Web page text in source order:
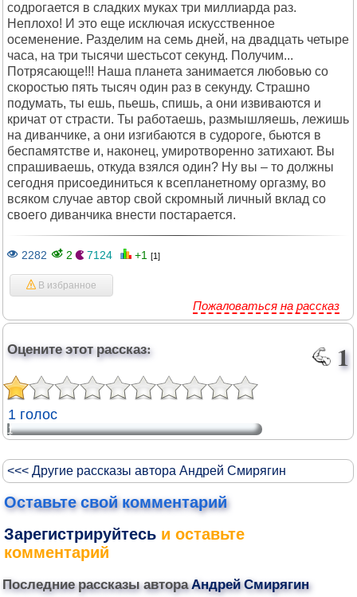
содрогается в сладких муках три миллиарда раз.
Неплохо! И это еще исключая искусственное
осеменение. Разделим на семь дней, на двадцать четыре
часа, на три тысячи шестьсот секунд. Получим...
Потрясающе!!! Наша планета занимается любовью со
скоростью пять тысяч один раз в секунду. Страшно
подумать, ты ешь, пьешь, спишь, а они извиваются и
кричат от страсти. Ты работаешь, размышляешь, лежишь
на диванчике, а они изгибаются в судороге, бьются в
беспамятстве и, наконец, умиротворенно затихают. Вы
спрашиваешь, откуда взялся один? Ну вы – то должны
сегодня присоединиться к всепланетному оргазму, во
всяком случае автор свой скромный личный вклад со
своего диванчика внести постарается.
2282 2 7124 +1 [1]
В избранное
Пожаловаться на рассказ
Оцените этот рассказ: 1
1 голос
1
<<< Другие рассказы автора Андрей Смирягин
Оставьте свой комментарий
Зарегистрируйтесь и оставьте
комментарий
Последние рассказы автораАндрей Смирягин